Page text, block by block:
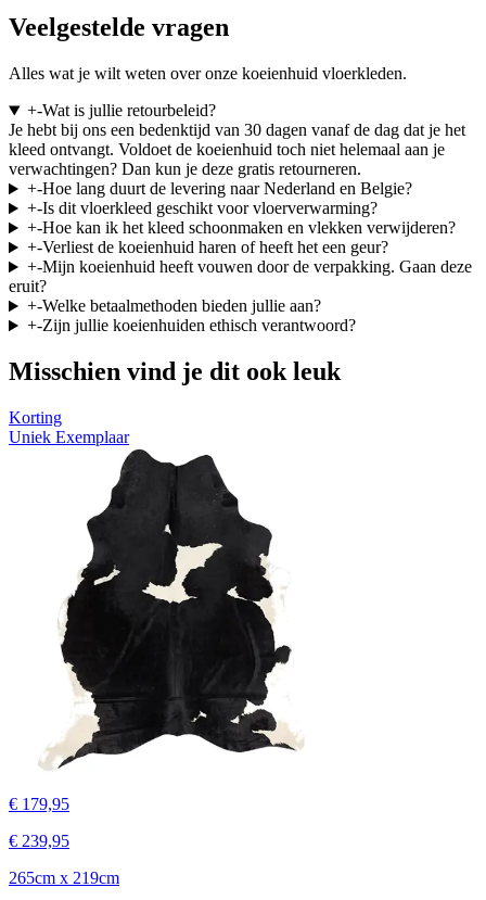
Veelgestelde vragen
Alles wat je wilt weten over onze koeienhuid vloerkleden.
+-Wat is jullie retourbeleid?
Je hebt bij ons een bedenktijd van 30 dagen vanaf de dag dat je het
kleed ontvangt. Voldoet de koeienhuid toch niet helemaal aan je
verwachtingen? Dan kun je deze gratis retourneren.
+-Hoe lang duurt de levering naar Nederland en Belgie?
+-Is dit vloerkleed geschikt voor vloerverwarming?
+-Hoe kan ik het kleed schoonmaken en vlekken verwijderen?
+-Verliest de koeienhuid haren of heeft het een geur?
+-Mijn koeienhuid heeft vouwen door de verpakking. Gaan deze
eruit?
+-Welke betaalmethoden bieden jullie aan?
+-Zijn jullie koeienhuiden ethisch verantwoord?
Misschien vind je dit ook leuk
Korting
Uniek Exemplaar
€ 179,95
€ 239,95
265cm x 219cm